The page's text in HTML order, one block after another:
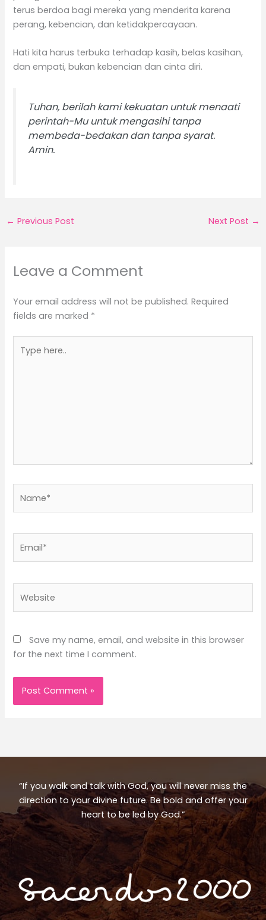
terus berdoa bagi mereka yang menderita karena
perang, kebencian, dan ketidakpercayaan.
Hati kita harus terbuka terhadap kasih, belas kasihan,
dan empati, bukan kebencian dan cinta diri.
Tuhan, berilah kami kekuatan untuk menaati
perintah-Mu untuk mengasihi tanpa
membeda-bedakan dan tanpa syarat.
Amin.
← Previous Post Next Post →
Leave a Comment
Your email address will not be published. Required
fields are marked *
here..
Save my name, email, and website in this browser
for the next time I comment.
“If you walk and talk with God, you will never miss the
direction to your divine future. Be bold and offer your
heart to be led by God.”